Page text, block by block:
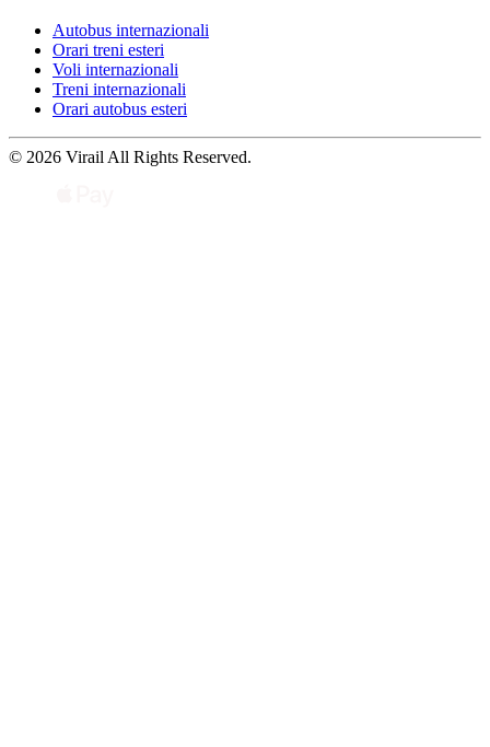
Autobus internazionali
Orari treni esteri
Voli internazionali
Treni internazionali
Orari autobus esteri
© 2026 Virail All Rights Reserved.